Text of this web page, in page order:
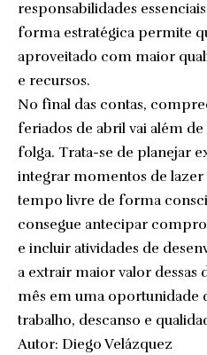
responsabilidades
forma estratégica permite
aproveitado com maior
e recursos.
No final das contas,
feriados de abril vai além de
folga. Trata-se de planejar
integrar momentos de
tempo livre de forma
consegue antecipar
e incluir atividades de
a extrair maior valor dessas
mês em uma oportunidade
trabalho, descanso e
Autor: Diego Velázquez